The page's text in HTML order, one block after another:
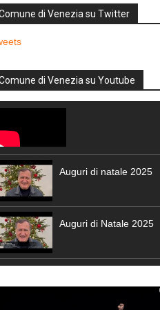
di Venezia su Twitter
di Venezia su Youtube
Auguri di natale 2025
Auguri di Natale 2025